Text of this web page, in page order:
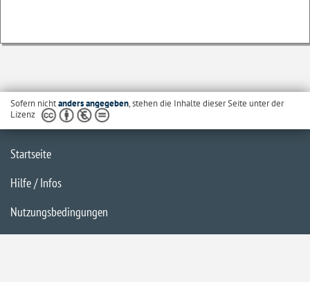
Sofern nichtanders angegeben, stehen die Inhalte dieser Seite unter der
Lizenz
Startseite
Hilfe / Infos
Nutzungsbedingungen